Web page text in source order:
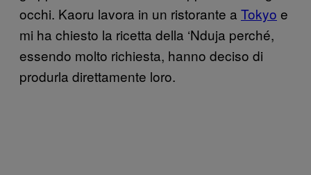
occhi. Kaoru lavora in un ristorante a Tokyo e
mi ha chiesto la ricetta della ‘Nduja perché,
essendo molto richiesta, hanno deciso di
produrla direttamente loro.